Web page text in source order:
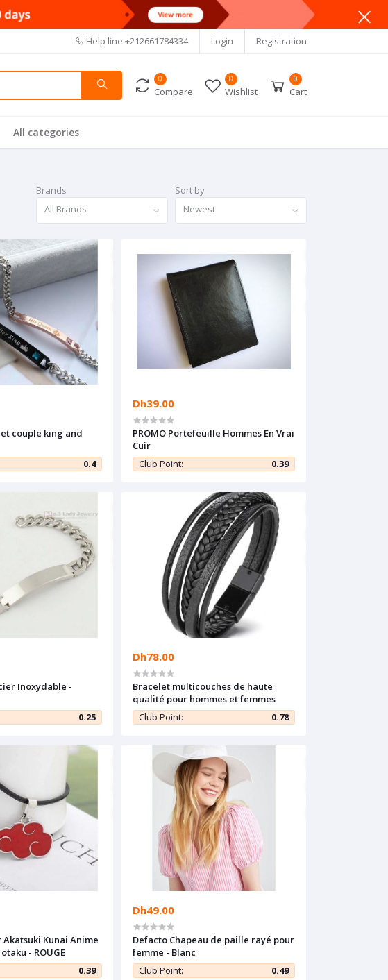
Help line +212661784334 Login Registration
0
Compare
0
Wishlist
0
Cart
All categories
Brands
All Brands
Sort by
Newest
couple king and
0.4
Dh39.00
PROMO Portefeuille Hommes En Vrai
Cuir
Club Point:
0.39
Inoxydable -
0.25
Dh78.00
Bracelet multicouches de haute
qualité pour hommes et femmes
Club Point:
0.78
Kunai Anime
- ROUGE
0.39
Dh49.00
Defacto Chapeau de paille rayé pour
femme - Blanc
Club Point:
0.49